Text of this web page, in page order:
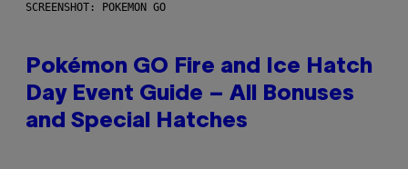
SCREENSHOT: POKEMON GO
Pokémon GO Fire and Ice Hatch
Day Event Guide – All Bonuses
and Special Hatches